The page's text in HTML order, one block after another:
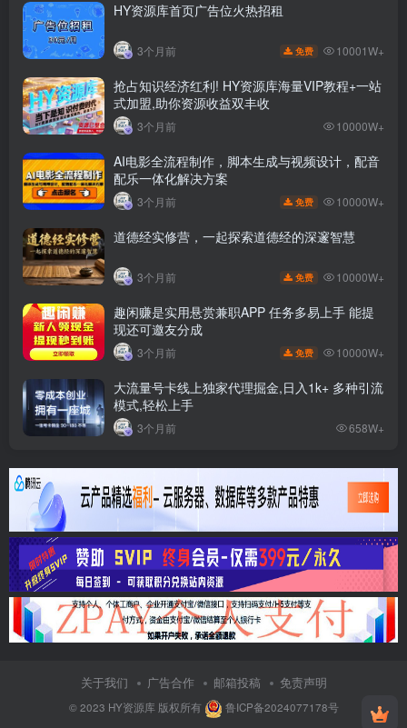
HY资源库首页广告位火热招租
3个月前 免费 10001W+
抢占知识经济红利! HY资源库海量VIP教程+一站
式加盟,助你资源收益双丰收
3个月前 10000W+
AI电影全流程制作，脚本生成与视频设计，配音
配乐一体化解决方案
3个月前 免费 10000W+
道德经实修营，一起探索道德经的深邃智慧
3个月前 免费 10000W+
趣闲赚是实用悬赏兼职APP 任务多易上手 能提
现还可邀友分成
3个月前 免费 10000W+
大流量号卡线上独家代理掘金,日入1k+ 多种引流
模式,轻松上手
3个月前 658W+
关于我们 广告合作 邮箱投稿 免责声明
© 2023 HY资源库版权所有 鲁ICP备2024077178号